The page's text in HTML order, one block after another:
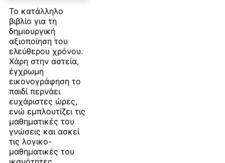
Το κατάλληλο
βιβλίο για τη
δημιουργική
αξιοποίηση του
ελεύθερου χρόνου.
Χάρη στην αστεία,
έγχρωμη
εικονογράφηση το
παιδί περνάει
ευχάριστες ώρες,
ενώ εμπλουτίζει τις
μαθηματικές του
γνώσεις και ασκεί
τις λογικο-
μαθηματικές του